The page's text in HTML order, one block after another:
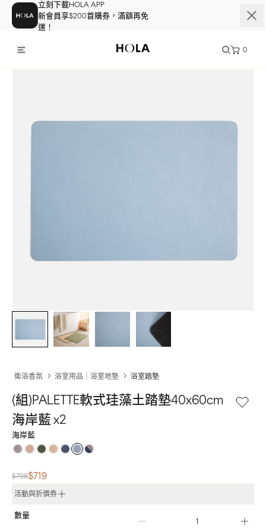
立刻下載HOLA APP
新會員享$200首購券，滿額再免
運！
0
衛浴香氛 浴室用品｜浴室地墊 浴室踏墊
(組)PALETTE軟式珪藻土踏墊40x60cm
海岸藍 x2
海岸藍
$798$719
活動與折價券
數量